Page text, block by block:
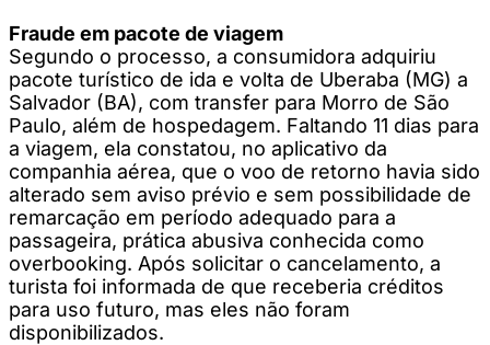
Fraude em pacote de viagem
Segundo o processo, a consumidora adquiriu
pacote turístico de ida e volta de Uberaba (MG) a
Salvador (BA), com transfer para Morro de São
Paulo, além de hospedagem. Faltando 11 dias para
a viagem, ela constatou, no aplicativo da
companhia aérea, que o voo de retorno havia sido
alterado sem aviso prévio e sem possibilidade de
remarcação em período adequado para a
passageira, prática abusiva conhecida como
overbooking. Após solicitar o cancelamento, a
turista foi informada de que receberia créditos
para uso futuro, mas eles não foram
disponibilizados.